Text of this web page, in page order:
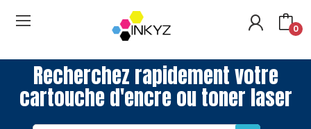
0
Recherchez rapidement votre
cartouche d'encre ou toner laser